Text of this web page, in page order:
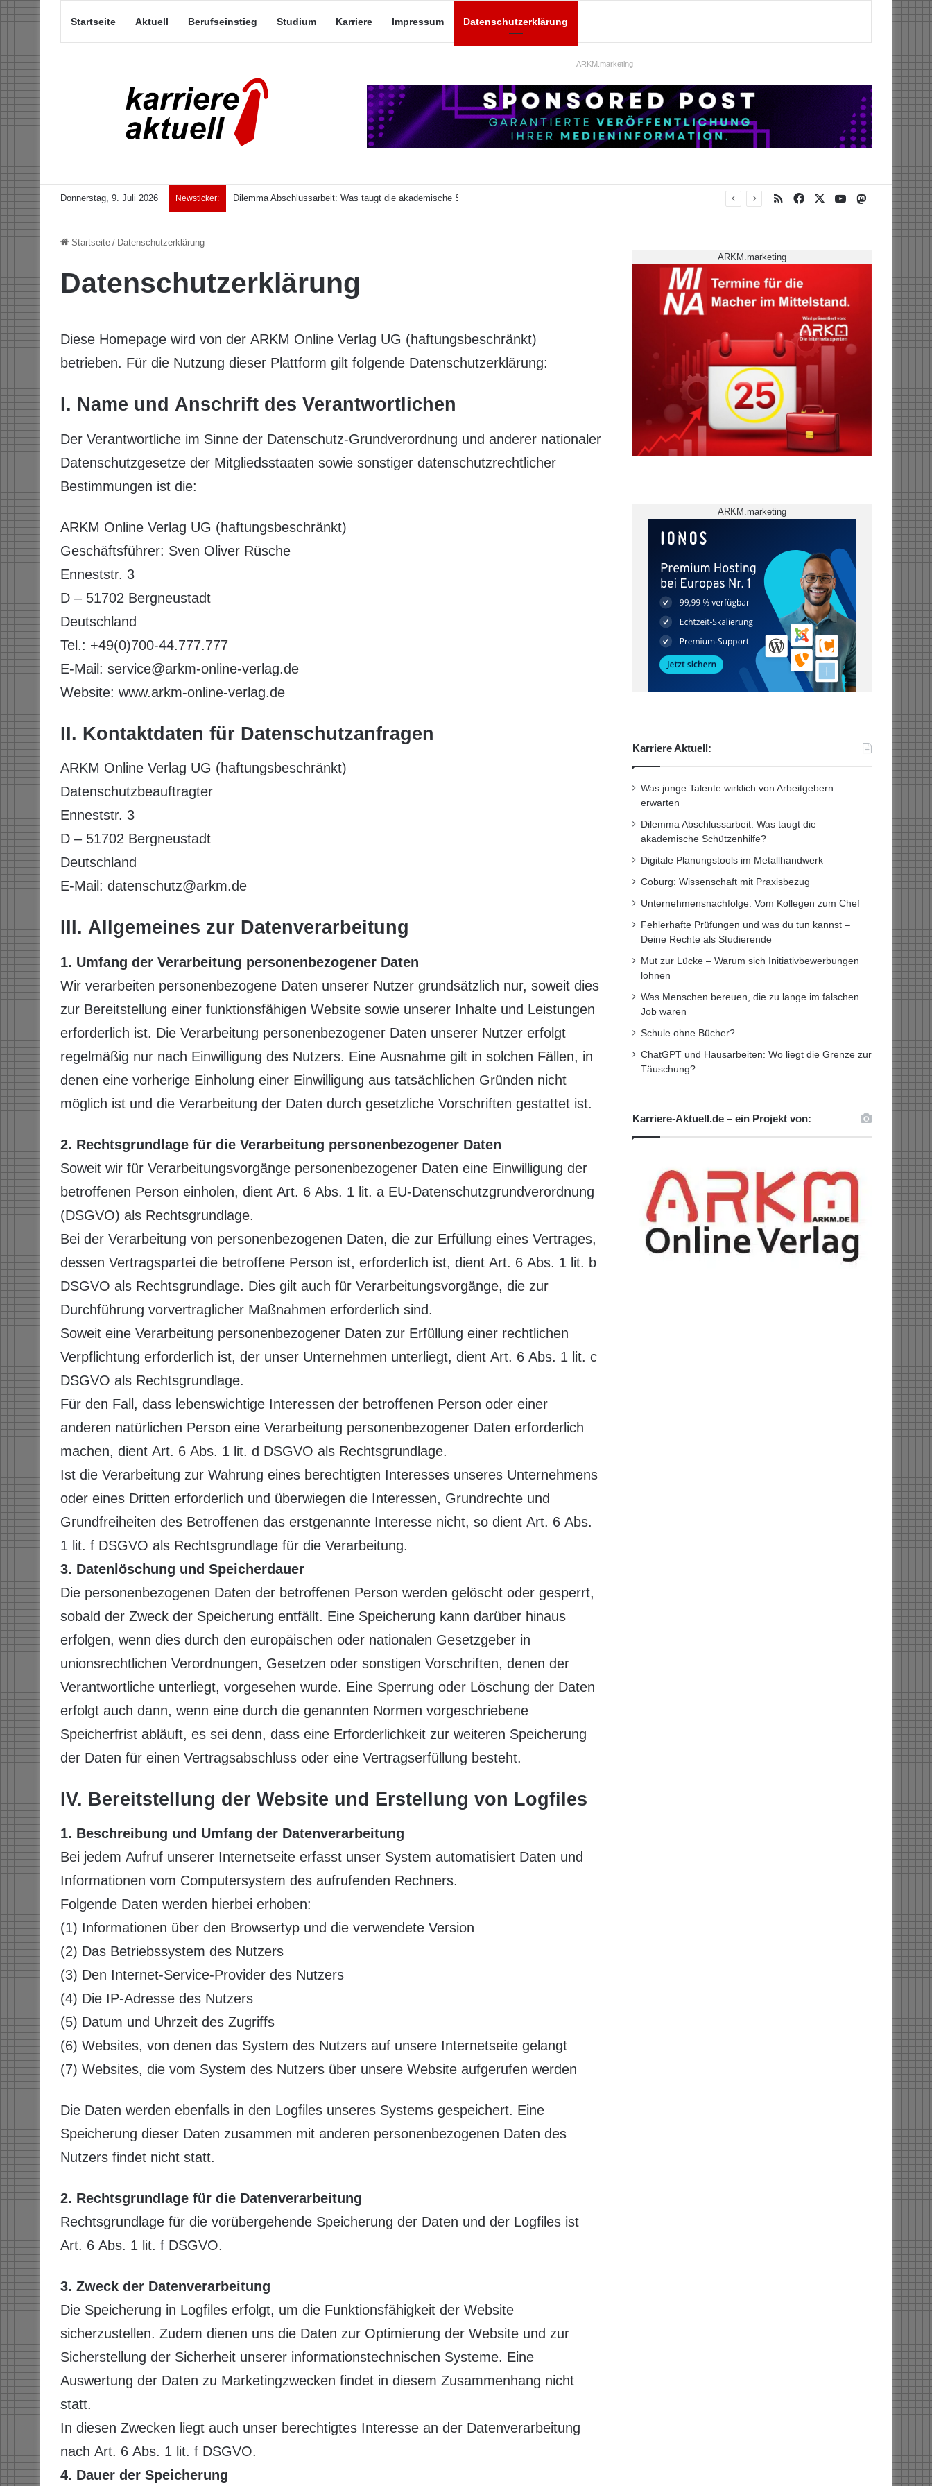
Startseite Aktuell Berufseinstieg Studium Karriere Impressum Datenschutzerklärung
ARKM.marketing
Donnerstag, 9. Juli 2026 Newsticker: Dilemma Abschlussarbeit: Was taugt die akademische Schützenhilfe? RSS Facebook YouTubeMastodon
Startseite / Datenschutzerklärung
Datenschutzerklärung
Diese Homepage wird von der ARKM Online Verlag UG (haftungsbeschränkt)
betrieben. Für die Nutzung dieser Plattform gilt folgende Datenschutzerklärung:
I. Name und Anschrift des Verantwortlichen
Der Verantwortliche im Sinne der Datenschutz-Grundverordnung und anderer nationaler
Datenschutzgesetze der Mitgliedsstaaten sowie sonstiger datenschutzrechtlicher
Bestimmungen ist die:
ARKM Online Verlag UG (haftungsbeschränkt)
Geschäftsführer: Sven Oliver Rüsche
Enneststr. 3
D – 51702 Bergneustadt
Deutschland
Tel.: +49(0)700-44.777.777
E-Mail: service@arkm-online-verlag.de
Website: www.arkm-online-verlag.de
II. Kontaktdaten für Datenschutzanfragen
ARKM Online Verlag UG (haftungsbeschränkt)
Datenschutzbeauftragter
Enneststr. 3
D – 51702 Bergneustadt
Deutschland
E-Mail: datenschutz@arkm.de
III. Allgemeines zur Datenverarbeitung
1. Umfang der Verarbeitung personenbezogener Daten
Wir verarbeiten personenbezogene Daten unserer Nutzer grundsätzlich nur, soweit dies
zur Bereitstellung einer funktionsfähigen Website sowie unserer Inhalte und Leistungen
erforderlich ist. Die Verarbeitung personenbezogener Daten unserer Nutzer erfolgt
regelmäßig nur nach Einwilligung des Nutzers. Eine Ausnahme gilt in solchen Fällen, in
denen eine vorherige Einholung einer Einwilligung aus tatsächlichen Gründen nicht
möglich ist und die Verarbeitung der Daten durch gesetzliche Vorschriften gestattet ist.
2. Rechtsgrundlage für die Verarbeitung personenbezogener Daten
Soweit wir für Verarbeitungsvorgänge personenbezogener Daten eine Einwilligung der
betroffenen Person einholen, dient Art. 6 Abs. 1 lit. a EU-Datenschutzgrundverordnung
(DSGVO) als Rechtsgrundlage.
Bei der Verarbeitung von personenbezogenen Daten, die zur Erfüllung eines Vertrages,
dessen Vertragspartei die betroffene Person ist, erforderlich ist, dient Art. 6 Abs. 1 lit. b
DSGVO als Rechtsgrundlage. Dies gilt auch für Verarbeitungsvorgänge, die zur
Durchführung vorvertraglicher Maßnahmen erforderlich sind.
Soweit eine Verarbeitung personenbezogener Daten zur Erfüllung einer rechtlichen
Verpflichtung erforderlich ist, der unser Unternehmen unterliegt, dient Art. 6 Abs. 1 lit. c
DSGVO als Rechtsgrundlage.
Für den Fall, dass lebenswichtige Interessen der betroffenen Person oder einer
anderen natürlichen Person eine Verarbeitung personenbezogener Daten erforderlich
machen, dient Art. 6 Abs. 1 lit. d DSGVO als Rechtsgrundlage.
Ist die Verarbeitung zur Wahrung eines berechtigten Interesses unseres Unternehmens
oder eines Dritten erforderlich und überwiegen die Interessen, Grundrechte und
Grundfreiheiten des Betroffenen das erstgenannte Interesse nicht, so dient Art. 6 Abs.
1 lit. f DSGVO als Rechtsgrundlage für die Verarbeitung.
3. Datenlöschung und Speicherdauer
Die personenbezogenen Daten der betroffenen Person werden gelöscht oder gesperrt,
sobald der Zweck der Speicherung entfällt. Eine Speicherung kann darüber hinaus
erfolgen, wenn dies durch den europäischen oder nationalen Gesetzgeber in
unionsrechtlichen Verordnungen, Gesetzen oder sonstigen Vorschriften, denen der
Verantwortliche unterliegt, vorgesehen wurde. Eine Sperrung oder Löschung der Daten
erfolgt auch dann, wenn eine durch die genannten Normen vorgeschriebene
Speicherfrist abläuft, es sei denn, dass eine Erforderlichkeit zur weiteren Speicherung
der Daten für einen Vertragsabschluss oder eine Vertragserfüllung besteht.
IV. Bereitstellung der Website und Erstellung von Logfiles
1. Beschreibung und Umfang der Datenverarbeitung
Bei jedem Aufruf unserer Internetseite erfasst unser System automatisiert Daten und
Informationen vom Computersystem des aufrufenden Rechners.
Folgende Daten werden hierbei erhoben:
(1) Informationen über den Browsertyp und die verwendete Version
(2) Das Betriebssystem des Nutzers
(3) Den Internet-Service-Provider des Nutzers
(4) Die IP-Adresse des Nutzers
(5) Datum und Uhrzeit des Zugriffs
(6) Websites, von denen das System des Nutzers auf unsere Internetseite gelangt
(7) Websites, die vom System des Nutzers über unsere Website aufgerufen werden
Die Daten werden ebenfalls in den Logfiles unseres Systems gespeichert. Eine
Speicherung dieser Daten zusammen mit anderen personenbezogenen Daten des
Nutzers findet nicht statt.
2. Rechtsgrundlage für die Datenverarbeitung
Rechtsgrundlage für die vorübergehende Speicherung der Daten und der Logfiles ist
Art. 6 Abs. 1 lit. f DSGVO.
3. Zweck der Datenverarbeitung
Die Speicherung in Logfiles erfolgt, um die Funktionsfähigkeit der Website
sicherzustellen. Zudem dienen uns die Daten zur Optimierung der Website und zur
Sicherstellung der Sicherheit unserer informationstechnischen Systeme. Eine
Auswertung der Daten zu Marketingzwecken findet in diesem Zusammenhang nicht
statt.
In diesen Zwecken liegt auch unser berechtigtes Interesse an der Datenverarbeitung
nach Art. 6 Abs. 1 lit. f DSGVO.
4. Dauer der Speicherung
ARKM.marketing
ARKM.marketing
Karriere Aktuell:
Was junge Talente wirklich von Arbeitgebern
erwarten
Dilemma Abschlussarbeit: Was taugt die
akademische Schützenhilfe?
Digitale Planungstools im Metallhandwerk
Coburg: Wissenschaft mit Praxisbezug
Unternehmensnachfolge: Vom Kollegen zum Chef
Fehlerhafte Prüfungen und was du tun kannst –
Deine Rechte als Studierende
Mut zur Lücke – Warum sich Initiativbewerbungen
lohnen
Was Menschen bereuen, die zu lange im falschen
Job waren
Schule ohne Bücher?
ChatGPT und Hausarbeiten: Wo liegt die Grenze zur
Täuschung?
Karriere-Aktuell.de – ein Projekt von: